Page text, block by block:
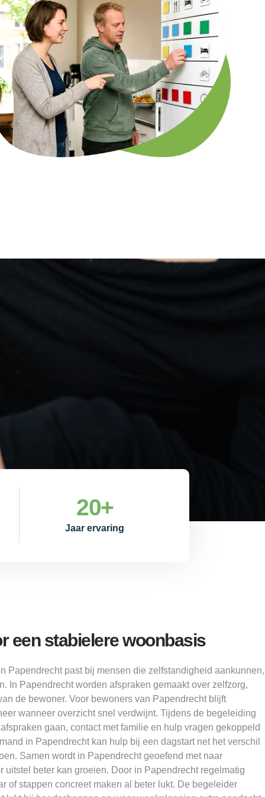
Jaar ervaring
20+
een stabielere woonbasis
Papendrecht past bij mensen die zelfstandigheid aankunnen,
In Papendrecht worden afspraken gemaakt over zelfzorg,
de bewoner. Voor bewoners van Papendrecht blijft
wanneer overzicht snel verdwijnt. Tijdens de begeleiding
gaan, contact met familie en hulp vragen gekoppeld
in Papendrecht kan hulp bij een dagstart net het verschil
Samen wordt in Papendrecht geoefend met naar
uitstel beter kan groeien. Door in Papendrecht regelmatig
of stappen concreet maken al beter lukt. De begeleider